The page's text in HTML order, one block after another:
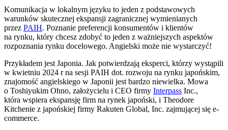
Komunikacja w lokalnym języku to jeden z podstawowych
warunków skutecznej ekspansji zagranicznej wymienianych
przez PAIH. Poznanie preferencji konsumentów i klientów
na rynku, który chcesz zdobyć to jeden z ważniejszych aspektów
rozpoznania rynku docelowego. Angielski może nie wystarczyć!
Przykładem jest Japonia. Jak potwierdzają eksperci, którzy wystąpili
w kwietniu 2024 r na sesji PAIH dot. rozwoju na rynku japońskim,
znajomość angielskiego w Japonii jest bardzo niewielka. Mowa
o Toshiyukim Ohno, założycielu i CEO firmy Interpass Inc.,
która wspiera ekspansję firm na rynek japoński, i Theodore
Kitchenie z japońskiej firmy Rakuten Global, Inc. zajmującej się e-
commerce.